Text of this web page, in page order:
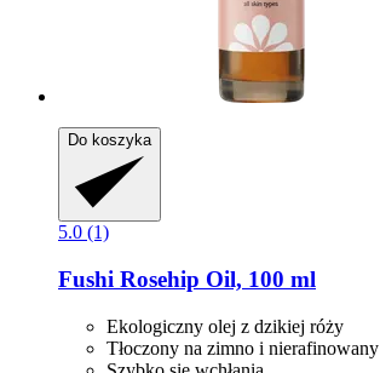
Do koszyka
5.0 (1)
Fushi Rosehip Oil, 100 ml
Ekologiczny olej z dzikiej róży
Tłoczony na zimno i nierafinowany